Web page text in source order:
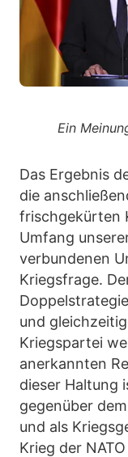
Ein
Das Ergebnis
die
frischgekürten
Umfang
verbundenen
Kriegsfrage.
und
Kriegspartei
anerkannten
dieser Haltung
gegenüber
und als
Krieg der